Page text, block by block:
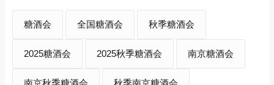
糖酒会 全国糖酒会 秋季糖酒会
2025糖酒会 2025秋季糖酒会 南京糖酒会
南京秋季糖酒会 秋季南京糖酒会